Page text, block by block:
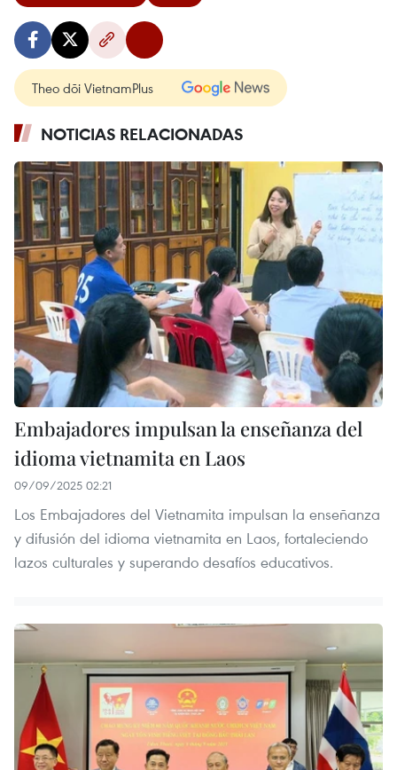
Theo dõi VietnamPlus
NOTICIAS RELACIONADAS
Embajadores impulsan la enseñanza del
idioma vietnamita en Laos
09/09/2025 02:21
Los Embajadores del Vietnamita impulsan la enseñanza
y difusión del idioma vietnamita en Laos, fortaleciendo
lazos culturales y superando desafíos educativos.